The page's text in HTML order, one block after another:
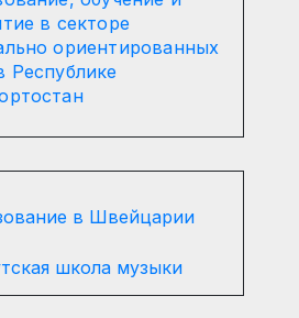
в секторе
ориентированных
Республике
в Швейцарии
школа музыки